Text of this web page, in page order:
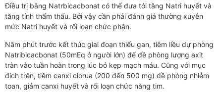
Điều trị bằng Natrbicacbonat có thể đưa tới tăng Natri huyết và
tăng tính thẩm thấu. Bởi vậy cần phải đánh giá thường xuyên
mức Natri huyết và rối loạn chức phận.
Năm phút trước kết thúc giai đoạn thiếu gan, tiêm liều dự phòng
Natribicacbonat (50mEq ở người lớn) để đề phòng lượng axit
tràn vào tuần hoàn trong lúc bỏ kẹp mạch máu. Cũng với mục
đích trên, tiêm canxi clorua (200 đến 500 mg) đề phòng nhiễm
toan, giảm canxi huyết và rối loạn chức năng tim.